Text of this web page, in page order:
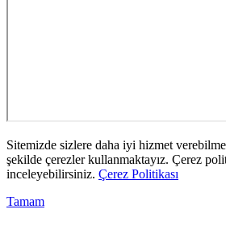
Sitemizde sizlere daha iyi hizmet
şekilde çerezler kullanmaktayız. Çerez
inceleyebilirsiniz. Çerez Politikası
Tamam